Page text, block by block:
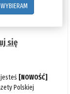
WYBIERAM
się
[NOWOŚĆ]
Polskiej